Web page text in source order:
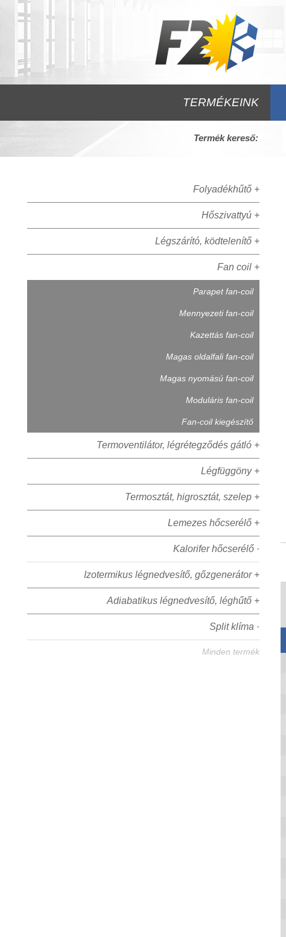
TERMÉKEINK
Termék kereső:
Folyadékhűtő +
Hőszivattyú +
Légszárító, ködtelenítő +
Fan coil +
Parapet fan-coil
Mennyezeti fan-coil
Kazettás fan-coil
Magas oldalfali fan-coil
Magas nyomású fan-coil
Moduláris fan-coil
Fan-coil kiegészítő
Termoventilátor, légrétegződés gátló +
Légfüggöny +
Termosztát, higrosztát, szelep +
Lemezes hőcserélő +
Kalorifer hőcserélő ·
Izotermikus légnedvesítő, gőzgenerátor +
Adiabatikus légnedvesítő, léghűtő +
Split klíma ·
Minden termék